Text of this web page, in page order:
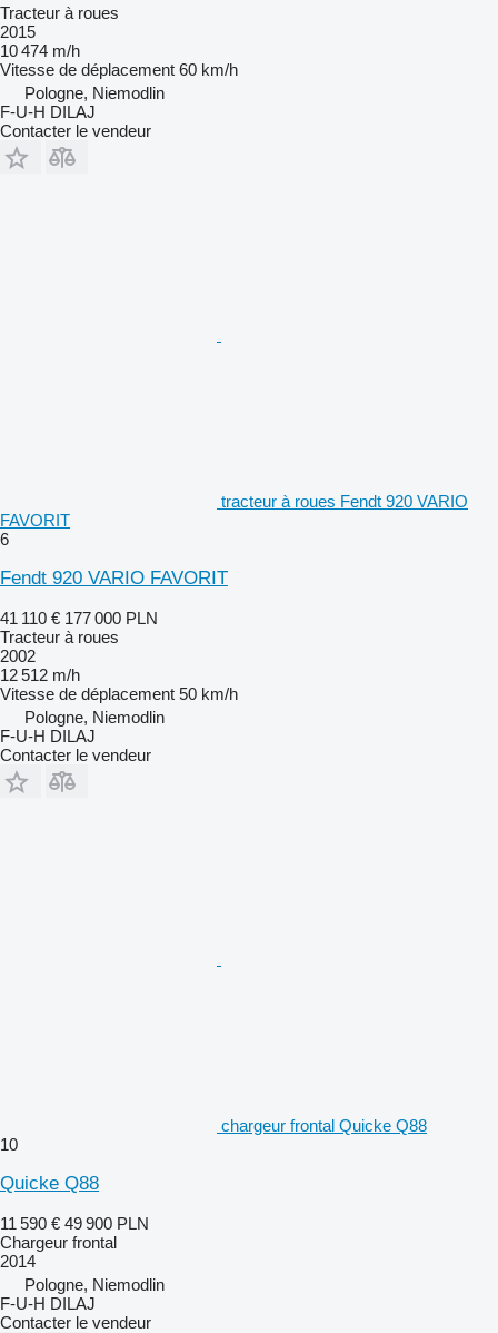
Tracteur à roues
2015
10 474 m/h
Vitesse de déplacement 60 km/h
Pologne, Niemodlin
F-U-H DILAJ
Contacter le vendeur
tracteur à roues Fendt 920 VARIO
FAVORIT
6
Fendt 920 VARIO FAVORIT
41 110 € 177 000 PLN
Tracteur à roues
2002
12 512 m/h
Vitesse de déplacement 50 km/h
Pologne, Niemodlin
F-U-H DILAJ
Contacter le vendeur
chargeur frontal Quicke Q88
10
Quicke Q88
11 590 € 49 900 PLN
Chargeur frontal
2014
Pologne, Niemodlin
F-U-H DILAJ
Contacter le vendeur